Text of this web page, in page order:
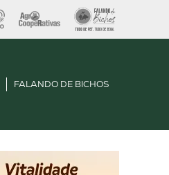
FALANDO DE BICHOS